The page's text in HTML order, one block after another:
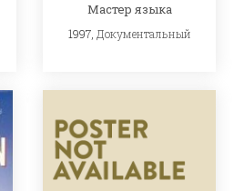
Мастер языка
1997, Документальный